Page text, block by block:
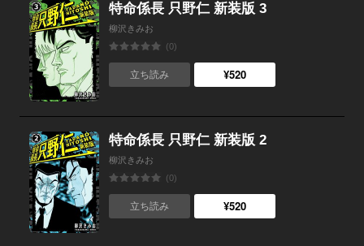
特命係長 只野仁 新装版 3
柳沢きみお
(0)
立ち読み ¥520
特命係長 只野仁 新装版 2
柳沢きみお
(0)
立ち読み ¥520